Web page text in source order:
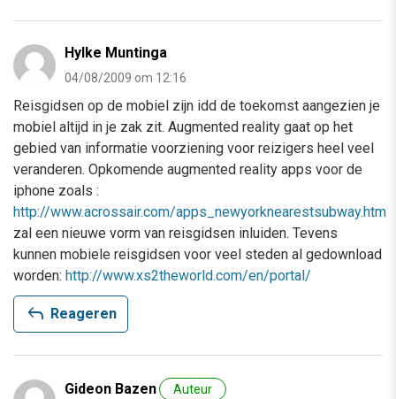
Hylke Muntinga
04/08/2009 om 12:16
Reisgidsen op de mobiel zijn idd de toekomst aangezien je
mobiel altijd in je zak zit. Augmented reality gaat op het
gebied van informatie voorziening voor reizigers heel veel
veranderen. Opkomende augmented reality apps voor de
iphone zoals :
http://www.acrossair.com/apps_newyorknearestsubway.htm
zal een nieuwe vorm van reisgidsen inluiden. Tevens
kunnen mobiele reisgidsen voor veel steden al gedownload
worden: http://www.xs2theworld.com/en/portal/
reply Reageren
Gideon Bazen
Auteur